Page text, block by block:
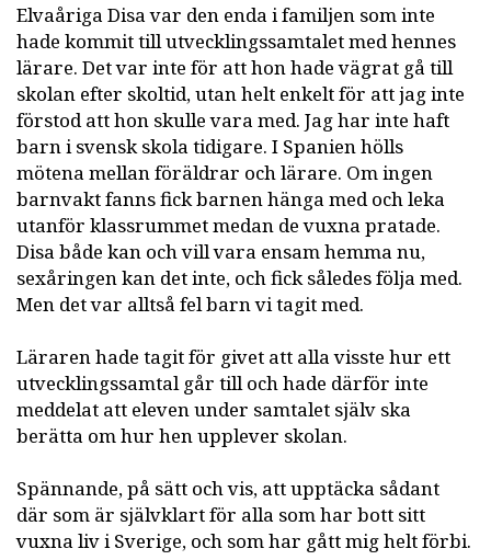
Elvaåriga Disa var den enda i familjen som inte
hade kommit till utvecklingssamtalet med hennes
lärare. Det var inte för att hon hade vägrat gå till
skolan efter skoltid, utan helt enkelt för att jag inte
förstod att hon skulle vara med. Jag har inte haft
barn i svensk skola tidigare. I Spanien hölls
mötena mellan föräldrar och lärare. Om ingen
barnvakt fanns fick barnen hänga med och leka
utanför klassrummet medan de vuxna pratade.
Disa både kan och vill vara ensam hemma nu,
sexåringen kan det inte, och fick således följa med.
Men det var alltså fel barn vi tagit med.
Läraren hade tagit för givet att alla visste hur ett
utvecklingssamtal går till och hade därför inte
meddelat att eleven under samtalet själv ska
berätta om hur hen upplever skolan.
Spännande, på sätt och vis, att upptäcka sådant
där som är självklart för alla som har bott sitt
vuxna liv i Sverige, och som har gått mig helt förbi.